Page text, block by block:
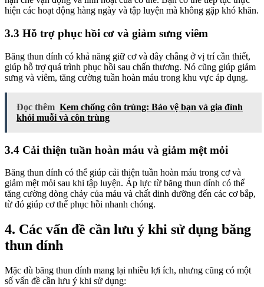
hiện các hoạt động hàng ngày và tập luyện mà không gặp khó khăn.
3.3 Hỗ trợ phục hồi cơ và giảm sưng viêm
Băng thun dính có khả năng giữ cơ và dây chằng ở vị trí cần thiết,
giúp hỗ trợ quá trình phục hồi sau chấn thương. Nó cũng giúp giảm
sưng và viêm, tăng cường tuần hoàn máu trong khu vực áp dụng.
Đọc thêm Kem chống côn trùng: Bảo vệ bạn và gia đình
khỏi muỗi và côn trùng
3.4 Cải thiện tuần hoàn máu và giảm mệt mỏi
Băng thun dính có thể giúp cải thiện tuần hoàn máu trong cơ và
giảm mệt mỏi sau khi tập luyện. Áp lực từ băng thun dính có thể
tăng cường dòng chảy của máu và chất dinh dưỡng đến các cơ bắp,
từ đó giúp cơ thể phục hồi nhanh chóng.
4. Các vấn đề cần lưu ý khi sử dụng băng
thun dính
Mặc dù băng thun dính mang lại nhiều lợi ích, nhưng cũng có một
số vấn đề cần lưu ý khi sử dụng: